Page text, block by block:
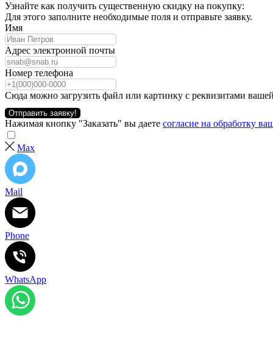
Узнайте как получить существенную скидку на покупку:
Для этого заполните необходимые поля и отправьте заявку.
Имя
Адрес электронной почты
Номер телефона
Сюда можно загрузить файл или картинку с реквизитами
Отправить заявку!
Нажимая кнопку "Заказать" вы даете согласие на обработку
Max
Mail
Phone
WhatsApp